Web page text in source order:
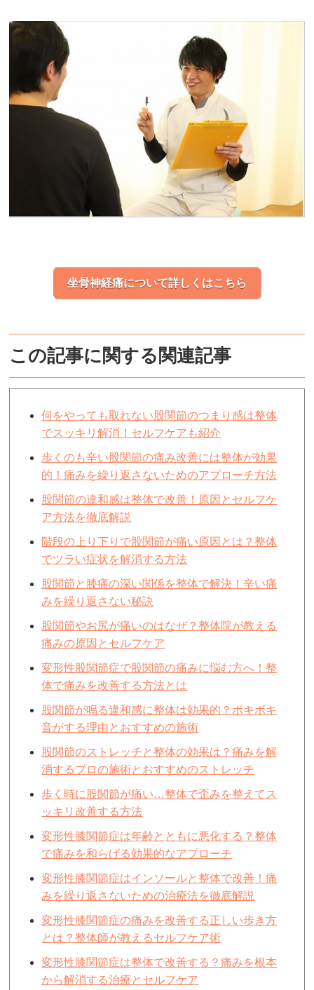
坐骨神経痛について詳しくはこちら
この記事に関する関連記事
何をやっても取れない股関節のつまり感は整体
でスッキリ解消！セルフケアも紹介
歩くのも辛い股関節の痛み改善には整体が効果
的！痛みを繰り返さないためのアプローチ方法
股関節の違和感は整体で改善！原因とセルフケ
ア方法を徹底解説
階段の上り下りで股関節が痛い原因とは？整体
でツラい症状を解消する方法
股関節と膝痛の深い関係を整体で解決！辛い痛
みを繰り返さない秘訣
股関節やお尻が痛いのはなぜ？整体院が教える
痛みの原因とセルフケア
変形性股関節症で股関節の痛みに悩む方へ！整
体で痛みを改善する方法とは
股関節が鳴る違和感に整体は効果的？ボキボキ
音がする理由とおすすめの施術
股関節のストレッチと整体の効果は？痛みを解
消するプロの施術とおすすめのストレッチ
歩く時に股関節が痛い…整体で歪みを整えてス
ッキリ改善する方法
変形性膝関節症は年齢とともに悪化する？整体
で痛みを和らげる効果的なアプローチ
変形性膝関節症はインソールと整体で改善！痛
みを繰り返さないための治療法を徹底解説
変形性膝関節症の痛みを改善する正しい歩き方
とは？整体師が教えるセルフケア術
変形性膝関節症は整体で改善する？痛みを根本
から解消する治療とセルフケア